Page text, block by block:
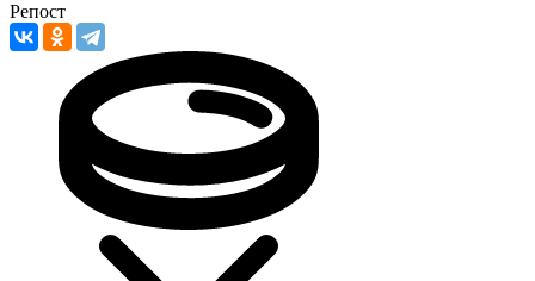
Репост